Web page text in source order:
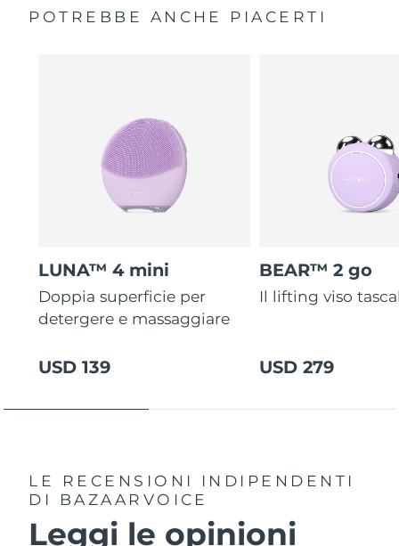
POTREBBE ANCHE PIACERTI
LUNA™ 4 mini
Doppia superficie per
detergere e massaggiare
USD 139
BEAR™ 2 go
Il lifting viso
USD 279
LE RECENSIONI INDIPENDENTI
DI BAZAARVOICE
Leggi le opinioni